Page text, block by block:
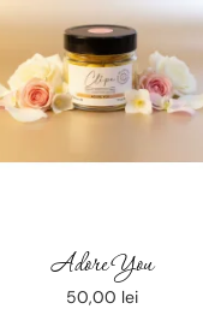
Adore You
50,00 lei